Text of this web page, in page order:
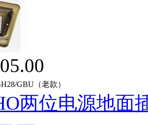
GBU（老款）
两位电源地面